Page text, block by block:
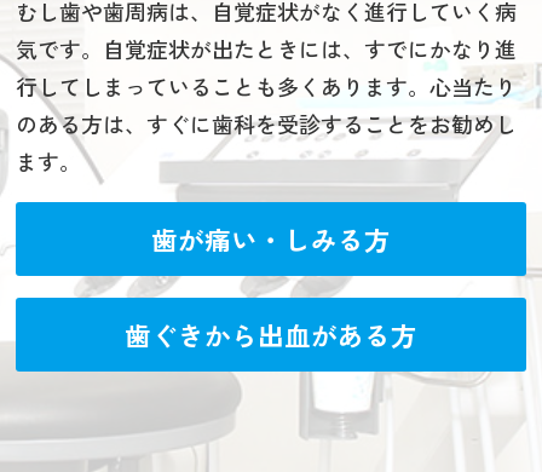
むし歯や歯周病は、自覚症状がなく進行していく病
気です。自覚症状が出たときには、すでにかなり進
行してしまっていることも多くあります。心当たり
のある方は、すぐに歯科を受診することをお勧めし
ます。
歯が痛い・しみる方
歯ぐきから出血がある方